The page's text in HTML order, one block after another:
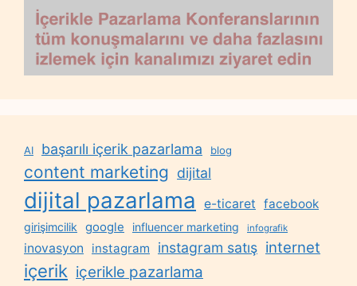
AI başarılı içerik pazarlama blog
content marketing dijital
dijital pazarlama e-ticaret facebook
girişimcilik google influencer marketing infografik
inovasyon instagram instagram satış internet
içerik içerikle pazarlama